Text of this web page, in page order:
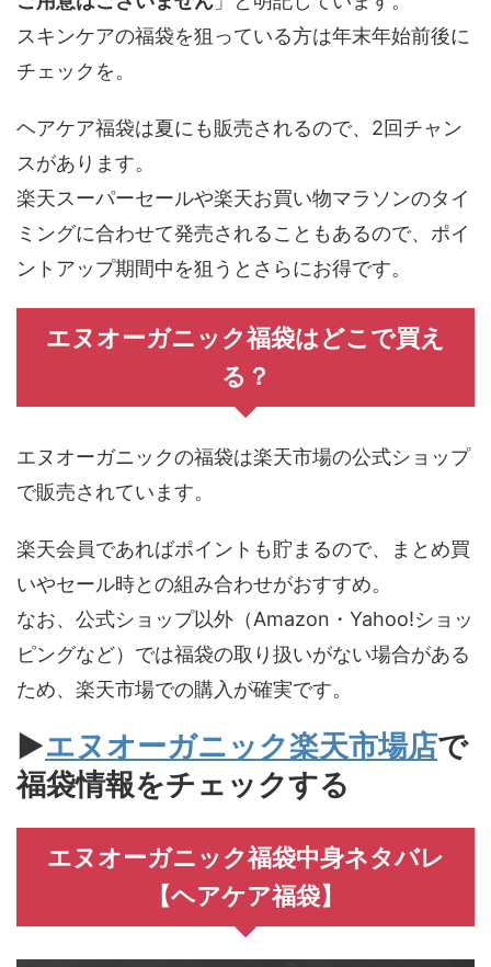
ヘアケア福袋 夏にも発売あり
ご用意はございません」と明記しています。
スキンケアの福袋を狙っている方は年末年始前後に
チェックを。
ヘアケア福袋は夏にも販売されるので、2回チャン
楽天スーパーセールや楽天お買い物マラソンのタイ
ミングに合わせて発売されることもあるので、ポイ
ントアップ期間中を狙うとさらにお得です。
エヌオーガニック福袋はどこで買え
エヌオーガニックの福袋は楽天市場の公式ショップ
で販売されています。
楽天会員であればポイントも貯まるので、まとめ買
なお、公式ショップ以外（Amazon・Yahoo!ショッ
ピングなど）では福袋の取り扱いがない場合がある
ため、楽天市場での購入が確実です。
エヌオーガニック楽天市場店
福袋情報をチェックする